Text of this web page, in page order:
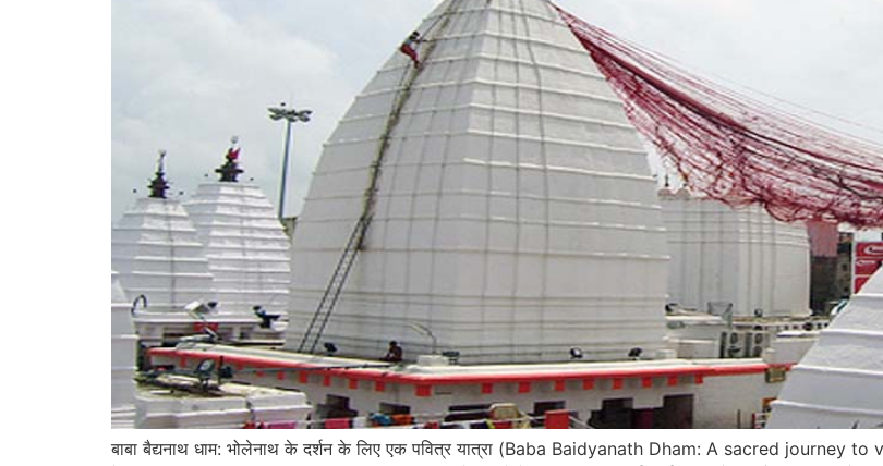
बाबा बैद्यनाथ धाम: भोलेनाथ के दर्शन के लिए एक पवित्र यात्रा (Baba Baidyanath Dham: A sacred journey